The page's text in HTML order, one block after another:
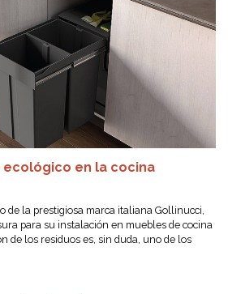
ecológico en la cocina
de la prestigiosa marca italiana Gollinucci,
para su instalación en muebles de cocina
de los residuos es, sin duda, uno de los